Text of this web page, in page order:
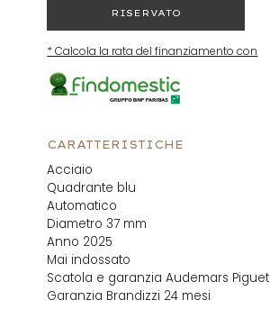
RISERVATO
* Calcola la rata del finanziamento con
CARATTERISTICHE
Acciaio
Quadrante blu
Automatico
Diametro 37 mm
Anno 2025
Mai indossato
Scatola e garanzia Audemars Piguet
Garanzia Brandizzi 24 mesi